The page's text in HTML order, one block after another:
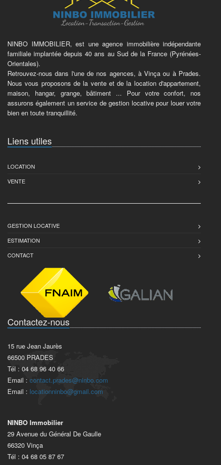
NINBO IMMOBILIER, est une agence immobilière indépendante
familiale implantée depuis 40 ans au Sud de la France (Pyrénées-
Orientales).
Retrouvez-nous dans l'une de nos agences, à Vinça ou à Prades.
Nous vous proposons de la vente et de la location d'appartement,
maison, hangar, grange, bâtiment ... Pour votre confort, nos
assurons également un service de gestion locative pour louer votre
bien en toute tranquillité.
Liens utiles
LOCATION
VENTE
GESTION LOCATIVE
ESTIMATION
CONTACT
Contactez-nous
15 rue Jean Jaurès
66500 PRADES
Tél : 04 68 96 40 66
Email : contact.prades@ninbo.com
Email : locationninbo@gmail.com
NINBO Immobilier
29 Avenue du Général De Gaulle
66320 Vinça
Tél : 04 68 05 87 67